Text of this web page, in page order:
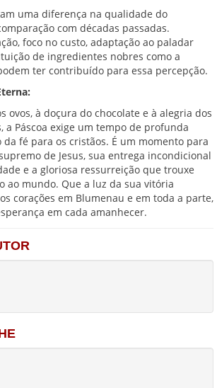
uma diferença na qualidade do
com décadas passadas.
foco no custo, adaptação ao paladar
de ingredientes nobres como a
ter contribuído para essa percepção.
ovos, à doçura do chocolate e à alegria dos
a Páscoa exige um tempo de profunda
da fé para os cristãos. É um momento para
de Jesus, sua entrega incondicional
e a gloriosa ressurreição que trouxe
ao mundo. Que a luz da sua vitória
corações em Blumenau e em toda a parte,
em cada amanhecer.